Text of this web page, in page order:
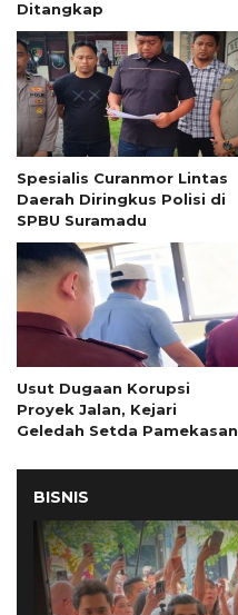
Ditangkap
Spesialis Curanmor Lintas
Daerah Diringkus Polisi di
SPBU Suramadu
Usut Dugaan Korupsi
Proyek Jalan, Kejari
Geledah Setda Pamekasan
BISNIS